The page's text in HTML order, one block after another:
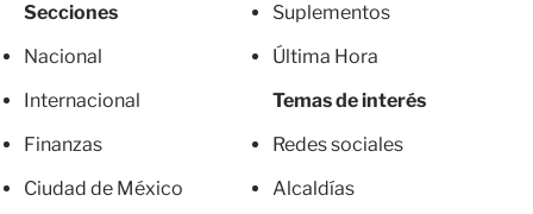
Secciones
Nacional
Internacional
Finanzas
Ciudad de México
Suplementos
Última Hora
Temas de interés
Redes sociales
Alcaldías